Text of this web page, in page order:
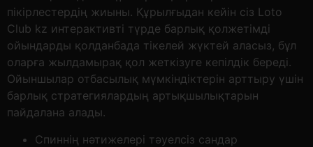
пікірлестердің жиыны. Құрылғыдан кейін сіз Loto
Club kz интерактивті түрде барлық қолжетімді
ойындарды қолданбада тікелей жүктей аласыз, бұл
оларға жылдамырақ қол жеткізуге кепілдік береді.
Ойыншылар отбасылық мүмкіндіктерін арттыру үшін
барлық стратегиялардың артықшылықтарын
пайдалана алады.
Спиннің нәтижелері тәуелсіз сандар